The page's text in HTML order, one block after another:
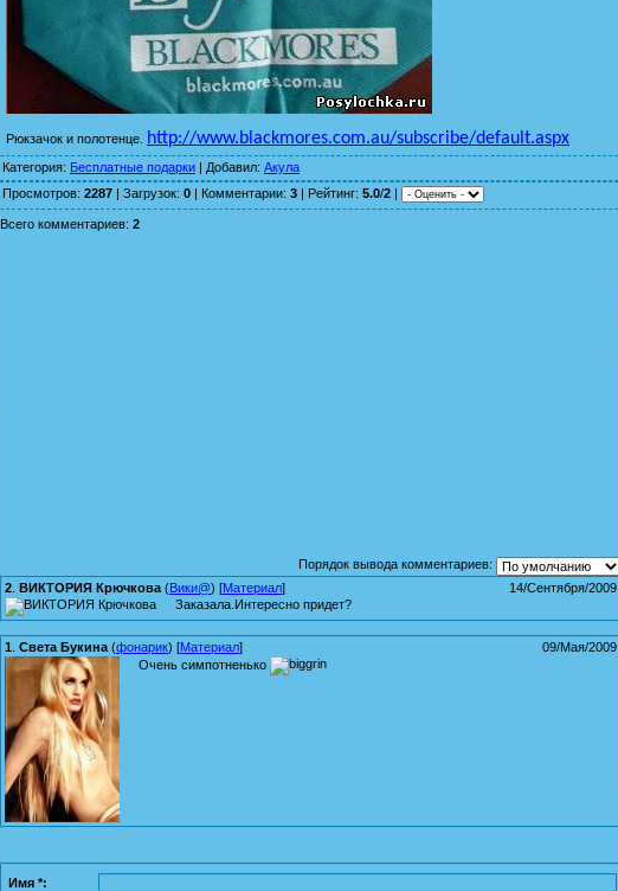
Рюкзачок и полотенце. http://www.blackmores.com.au/subscribe/default.aspx
Категория: Бесплатные подарки | Добавил: Акула
Просмотров: 2287 | Загрузок: 0 | Комментарии: 3 | Рейтинг: 5.0/2 |
Всего комментариев: 2
Порядок вывода комментариев:
14/Сентября/2009
2 ВИКТОРИЯ Крючкова (Вики@) [Материал]
Заказала.Интересно придет?
09/Мая/2009
1 Света Букина (фонарик) [Материал]
Очень симпотненько
Имя *: